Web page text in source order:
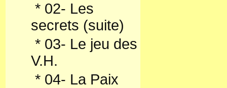
* 02- Les
secrets (suite)
* 03- Le jeu des
V.H.
* 04- La Paix